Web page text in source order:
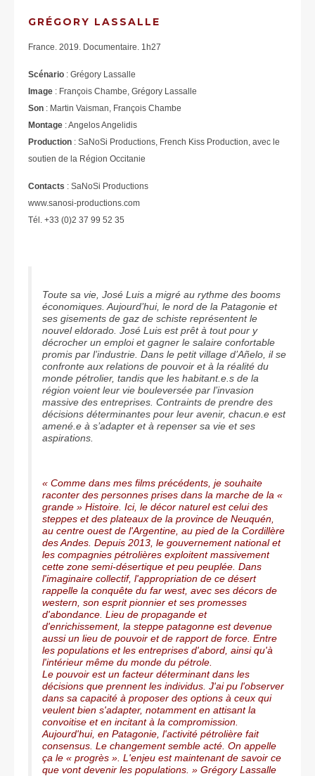
GRÉGORY LASSALLE
France. 2019. Documentaire. 1h27
Scénario : Grégory Lassalle
Image : François Chambe, Grégory Lassalle
Son : Martin Vaisman, François Chambe
Montage : Angelos Angelidis
Production : SaNoSi Productions, French Kiss Production, avec le
soutien de la Région Occitanie
Contacts : SaNoSi Productions
www.sanosi-productions.com
Tél. +33 (0)2 37 99 52 35
Toute sa vie, José Luis a migré au rythme des booms
économiques. Aujourd’hui, le nord de la Patagonie et
ses gisements de gaz de schiste représentent le
nouvel eldorado. José Luis est prêt à tout pour y
décrocher un emploi et gagner le salaire confortable
promis par l’industrie. Dans le petit village d’Añelo, il se
confronte aux relations de pouvoir et à la réalité du
monde pétrolier, tandis que les habitant.e.s de la
région voient leur vie bouleversée par l’invasion
massive des entreprises. Contraints de prendre des
décisions déterminantes pour leur avenir, chacun.e est
amené.e à s’adapter et à repenser sa vie et ses
aspirations.
« Comme dans mes films précédents, je souhaite
raconter des personnes prises dans la marche de la «
grande » Histoire. Ici, le décor naturel est celui des
steppes et des plateaux de la province de Neuquén,
au centre ouest de l'Argentine, au pied de la Cordillère
des Andes. Depuis 2013, le gouvernement national et
les compagnies pétrolières exploitent massivement
cette zone semi-désertique et peu peuplée. Dans
l'imaginaire collectif, l'appropriation de ce désert
rappelle la conquête du far west, avec ses décors de
western, son esprit pionnier et ses promesses
d'abondance. Lieu de propagande et
d'enrichissement, la steppe patagonne est devenue
aussi un lieu de pouvoir et de rapport de force. Entre
les populations et les entreprises d'abord, ainsi qu'à
l'intérieur même du monde du pétrole.
Le pouvoir est un facteur déterminant dans les
décisions que prennent les individus. J'ai pu l'observer
dans sa capacité à proposer des options à ceux qui
veulent bien s'adapter, notamment en attisant la
convoitise et en incitant à la compromission.
Aujourd'hui, en Patagonie, l'activité pétrolière fait
consensus. Le changement semble acté. On appelle
ça le « progrès ». L'enjeu est maintenant de savoir ce
que vont devenir les populations. » Grégory Lassalle